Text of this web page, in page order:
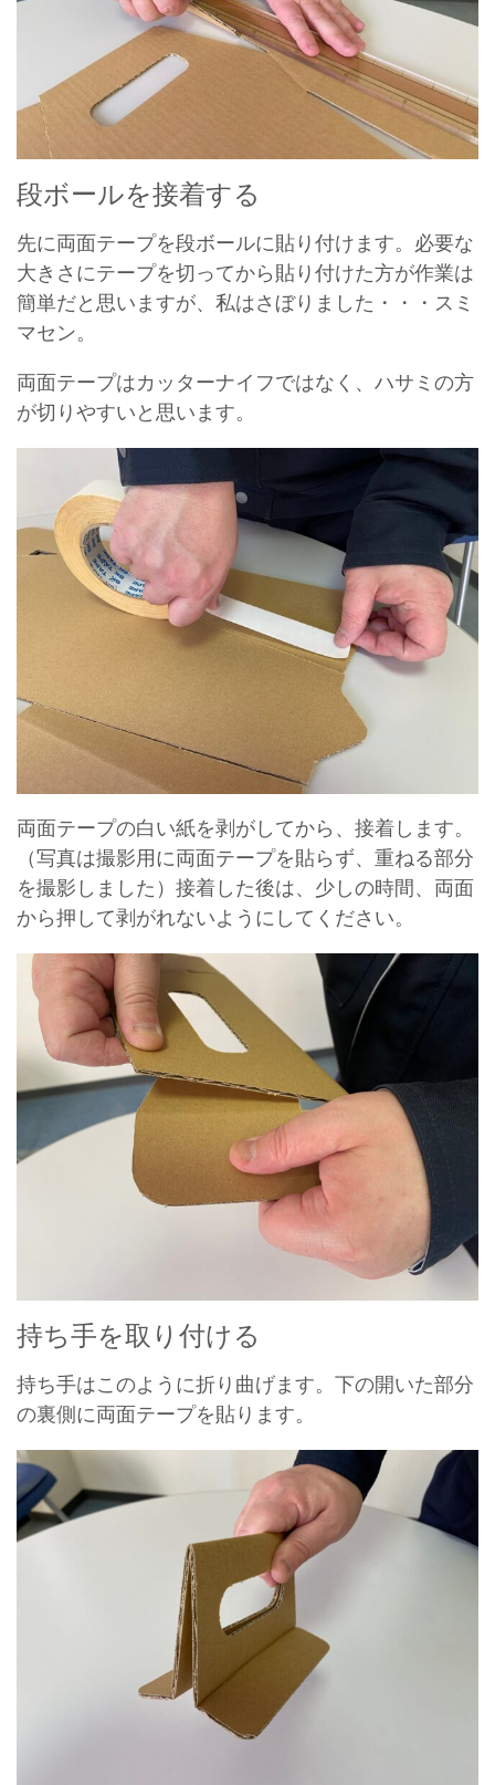
段ボールを接着する
先に両面テープを段ボールに貼り付けます。必要な
大きさにテープを切ってから貼り付けた方が作業は
簡単だと思いますが、私はさぼりました・・・スミ
マセン。
両面テープはカッターナイフではなく、ハサミの方
が切りやすいと思います。
両面テープの白い紙を剥がしてから、接着します。
（写真は撮影用に両面テープを貼らず、重ねる部分
を撮影しました）接着した後は、少しの時間、両面
から押して剥がれないようにしてください。
持ち手を取り付ける
持ち手はこのように折り曲げます。下の開いた部分
の裏側に両面テープを貼ります。